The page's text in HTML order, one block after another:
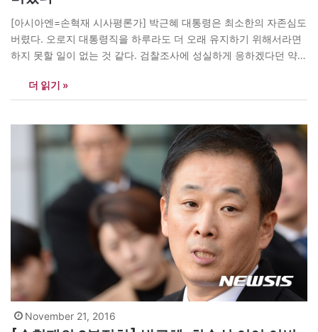
[아시아엔=손혁재 시사평론가] 박근혜 대통령은 최소한의 자존심도
버렸다. 오로지 대통령직을 하루라도 더 오래 유지하기 위해서라면
하지 못할 일이 없는 것 같다. 검찰조사에 성실하게 응하겠다던 약속
령이라는 명예도 원칙의 정치인이라는 칭송도 땅 속으로 묻히게 되
었다.
더 읽기 »
November 21, 2016